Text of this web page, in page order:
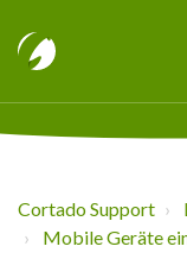
Cortado Support
Mobile Geräte